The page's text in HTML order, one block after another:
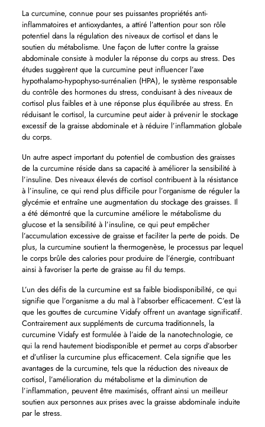
La curcumine, connue pour ses puissantes propriétés anti-
inflammatoires et antioxydantes, a attiré l’attention pour son rôle
potentiel dans la régulation des niveaux de cortisol et dans le
soutien du métabolisme. Une façon de lutter contre la graisse
abdominale consiste à moduler la réponse du corps au stress. Des
études suggèrent que la curcumine peut influencer l’axe
hypothalamo-hypophyso-surrénalien (HPA), le système responsable
du contrôle des hormones du stress, conduisant à des niveaux de
cortisol plus faibles et à une réponse plus équilibrée au stress. En
réduisant le cortisol, la curcumine peut aider à prévenir le stockage
excessif de la graisse abdominale et à réduire l’inflammation globale
du corps.
Un autre aspect important du potentiel de combustion des graisses
de la curcumine réside dans sa capacité à améliorer la sensibilité à
l’insuline. Des niveaux élevés de cortisol contribuent à la résistance
à l’insuline, ce qui rend plus difficile pour l’organisme de réguler la
glycémie et entraîne une augmentation du stockage des graisses. Il
a été démontré que la curcumine améliore le métabolisme du
glucose et la sensibilité à l’insuline, ce qui peut empêcher
l’accumulation excessive de graisse et faciliter la perte de poids. De
plus, la curcumine soutient la thermogenèse, le processus par lequel
le corps brûle des calories pour produire de l’énergie, contribuant
ainsi à favoriser la perte de graisse au fil du temps.
L’un des défis de la curcumine est sa faible biodisponibilité, ce qui
signifie que l’organisme a du mal à l’absorber efficacement. C’est là
que les gouttes de curcumine Vidafy offrent un avantage significatif.
Contrairement aux suppléments de curcuma traditionnels, la
curcumine Vidafy est formulée à l’aide de la nanotechnologie, ce
qui la rend hautement biodisponible et permet au corps d’absorber
et d’utiliser la curcumine plus efficacement. Cela signifie que les
avantages de la curcumine, tels que la réduction des niveaux de
cortisol, l’amélioration du métabolisme et la diminution de
l’inflammation, peuvent être maximisés, offrant ainsi un meilleur
soutien aux personnes aux prises avec la graisse abdominale induite
par le stress.